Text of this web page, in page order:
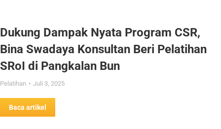
Dukung Dampak Nyata Program CSR,
Bina Swadaya Konsultan Beri Pelatihan
SRoI di Pangkalan Bun
Pelatihan Juli 3, 2025
Baca artikel